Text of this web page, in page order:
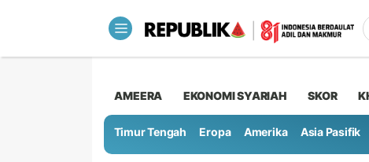
AMEERA EKONOMI SYARIAH SKOR
Timur Tengah Eropa Amerika Asia Pasifik